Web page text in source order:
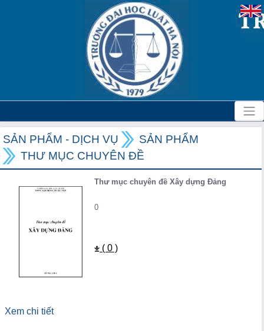
SẢN PHẨM - DỊCH VỤ
SẢN PHẨM
THƯ MỤC CHUYÊN ĐỀ
Thư mục chuyên đề Xây dựng Đảng
0
( 0 )
Xem chi tiết